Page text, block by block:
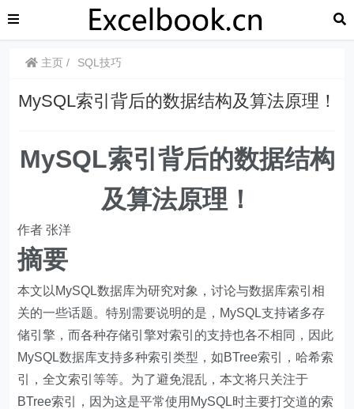
主页 SQL技巧
MySQL索引背后的数据结构及算法原理！
MySQL索引背后的数据结构
及算法原理！
作者 张洋
摘要
本文以MySQL数据库为研究对象，讨论与数据库索引相
关的一些话题。特别需要说明的是，MySQL支持诸多存
储引擎，而各种存储引擎对索引的支持也各不相同，因此
MySQL数据库支持多种索引类型，如BTree索引，哈希索
引，全文索引等等。为了避免混乱，本文将只关注于
BTree索引，因为这是平常使用MySQL时主要打交道的索